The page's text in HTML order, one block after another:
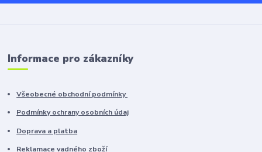
Informace pro zákazníky
Všeobecné obchodní podmínky
Podmínky ochrany osobních údaj
Doprava a platba
Reklamace vadného zboží